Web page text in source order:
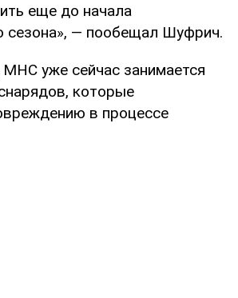
еще до начала
сезона», — пообещал Шуфрич.
уже сейчас занимается
которые
в процессе